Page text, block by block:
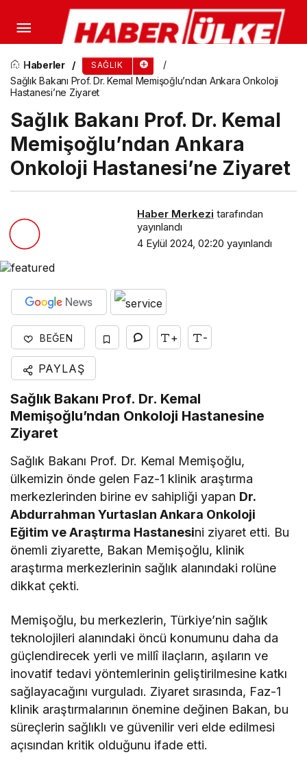
Haberler SAĞLIK
Sağlık Bakanı Prof. Dr. Kemal Memişoğlu’ndan Ankara Onkoloji
Hastanesi’ne Ziyaret
Sağlık Bakanı Prof. Dr. Kemal
Memişoğlu’ndan Ankara
Onkoloji Hastanesi’ne Ziyaret
Haber Merkezi tarafından
yayınlandı
4 Eylül 2024, 02:20 yayınlandı
BEĞEN + -
PAYLAŞ
Sağlık Bakanı Prof. Dr. Kemal
Memişoğlu’ndan Onkoloji Hastanesine
Ziyaret
Sağlık Bakanı Prof. Dr. Kemal Memişoğlu,
ülkemizin önde gelen Faz-1 klinik araştırma
merkezlerinden birine ev sahipliği yapan Dr.
Abdurrahman Yurtaslan Ankara Onkoloji
Eğitim ve Araştırma Hastanesini ziyaret etti. Bu
önemli ziyarette, Bakan Memişoğlu, klinik
araştırma merkezlerinin sağlık alanındaki rolüne
dikkat çekti.
Memişoğlu, bu merkezlerin, Türkiye’nin sağlık
teknolojileri alanındaki öncü konumunu daha da
güçlendirecek yerli ve millî ilaçların, aşıların ve
inovatif tedavi yöntemlerinin geliştirilmesine katkı
sağlayacağını vurguladı. Ziyaret sırasında, Faz-1
klinik araştırmalarının önemine değinen Bakan, bu
süreçlerin sağlıklı ve güvenilir veri elde edilmesi
açısından kritik olduğunu ifade etti.
Dr. Efe Mehmet Can Kırca’nın Trajik Ölümü ve
Sağlık Sistemi Üzerine Etkileri